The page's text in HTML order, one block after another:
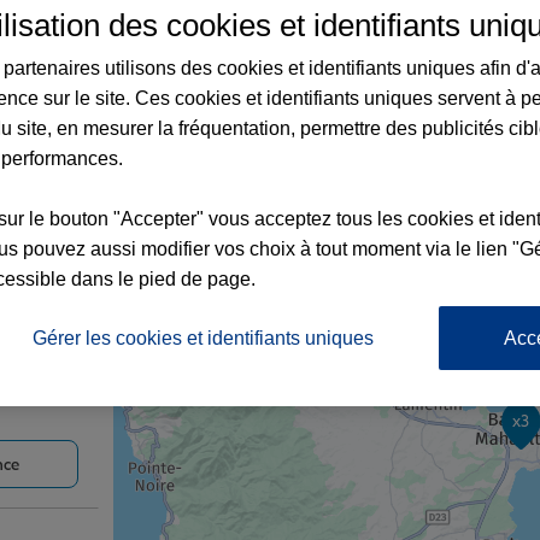
Allianz dans le département
SUD 2
x3
des cookies et identifiants
partenaires utilisons des cookies et identifiants uniques afin
sur le site. Ces cookies et identifiants uniques servent à
site, en mesurer la fréquentation, permettre des publicités
le bouton "Accepter" vous acceptez tous les cookies et
pouvez aussi modifier vos choix à tout moment via le lien
dans le pied de page.
Gérer les cookies et identifiants uniques